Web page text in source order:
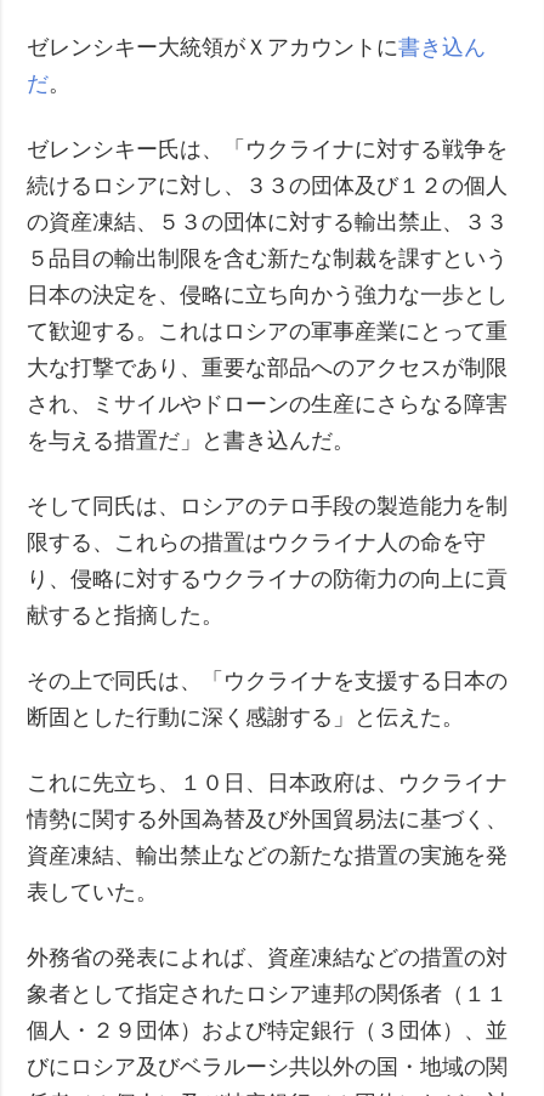
事故・緊急事態
特集
インタビュー
写真
動画
購読
フォトバンク
ゼレンシキー大統領がＸアカウントに書き込ん
だ。
ゼレンシキー氏は、「ウクライナに対する戦争を
続けるロシアに対し、３３の団体及び１２の個人
の資産凍結、５３の団体に対する輸出禁止、３３
５品目の輸出制限を含む新たな制裁を課すという
日本の決定を、侵略に立ち向かう強力な一歩とし
て歓迎する。これはロシアの軍事産業にとって重
大な打撃であり、重要な部品へのアクセスが制限
され、ミサイルやドローンの生産にさらなる障害
を与える措置だ」と書き込んだ。
そして同氏は、ロシアのテロ手段の製造能力を制
限する、これらの措置はウクライナ人の命を守
り、侵略に対するウクライナの防衛力の向上に貢
献すると指摘した。
その上で同氏は、「ウクライナを支援する日本の
断固とした行動に深く感謝する」と伝えた。
これに先立ち、１０日、日本政府は、ウクライナ
情勢に関する外国為替及び外国貿易法に基づく、
資産凍結、輸出禁止などの新たな措置の実施を発
表していた。
外務省の発表によれば、資産凍結などの措置の対
象者として指定されたロシア連邦の関係者（１１
個人・２９団体）および特定銀行（３団体）、並
びにロシア及びベラルーシ共以外の国・地域の関